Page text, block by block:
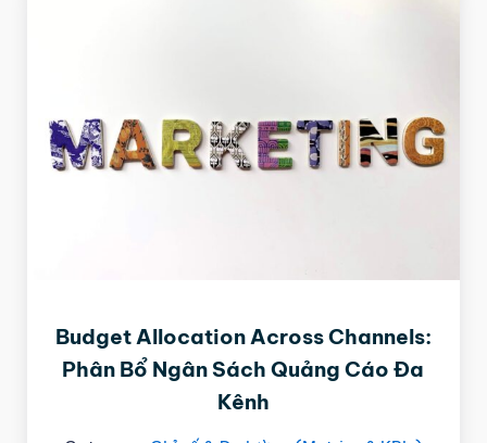
Budget Allocation Across Channels:
Phân Bổ Ngân Sách Quảng Cáo Đa
Kênh